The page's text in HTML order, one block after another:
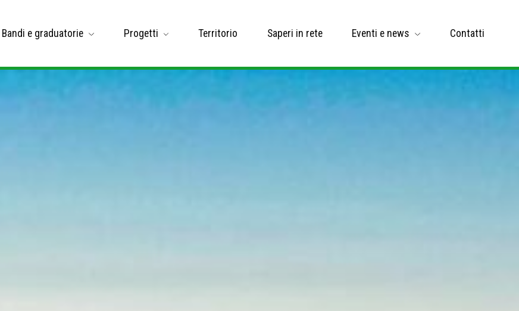
Bandi e graduatorie Progetti Territorio Saperi in rete Eventi e news Contatti